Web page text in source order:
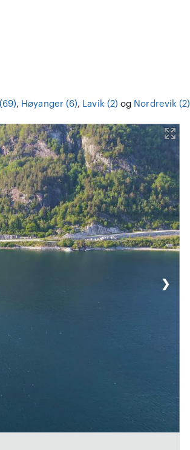
, Høyanger (6), Lavik (2) og Nordrevik (2)
❯